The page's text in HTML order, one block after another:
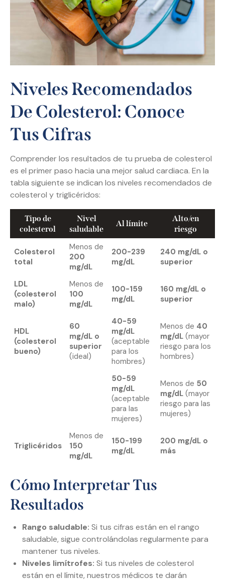
Niveles Recomendados
De Colesterol: Conoce
Tus Cifras
Comprender los resultados de tu prueba de colesterol
es el primer paso hacia una mejor salud cardiaca. En la
tabla siguiente se indican los niveles recomendados de
colesterol y triglicéridos:
Tipo de
colesterol
Nivel
saludable
Al límite
Alto/en
riesgo
Colesterol
total
Menos de
200
mg/dL
200-239
mg/dL
240 mg/dL o
superior
LDL
(colesterol
malo)
Menos de
100
mg/dL
100-159
mg/dL
160 mg/dL o
superior
HDL
(colesterol
bueno)
60
mg/dL o
superior
(ideal)
40-59
mg/dL
(aceptable
para los
hombres)
Menos de 40
mg/dL(mayor
riesgo para los
hombres)
50-59
mg/dL
(aceptable
para las
mujeres)
Menos de 50
mg/dL(mayor
riesgo para las
mujeres)
Triglicéridos
Menos de
150
mg/dL
150-199
mg/dL
200 mg/dL o
más
Cómo Interpretar Tus
Resultados
Rango saludable: Si tus cifras están en el rango
saludable, sigue controlándolas regularmente para
mantener tus niveles.
Niveles limítrofes: Si tus niveles de colesterol
están en el límite, nuestros médicos te darán